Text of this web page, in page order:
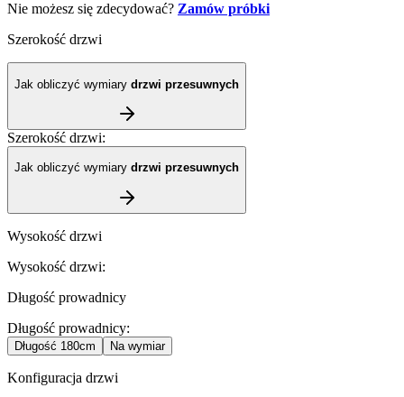
Nie możesz się zdecydować? Zamów próbki
Szerokość drzwi
Jak obliczyć wymiary drzwi przesuwnych
Szerokość drzwi:
Jak obliczyć wymiary drzwi przesuwnych
Wysokość drzwi
Wysokość drzwi:
Długość prowadnicy
Długość prowadnicy:
Długość 180cm Na wymiar
Konfiguracja drzwi